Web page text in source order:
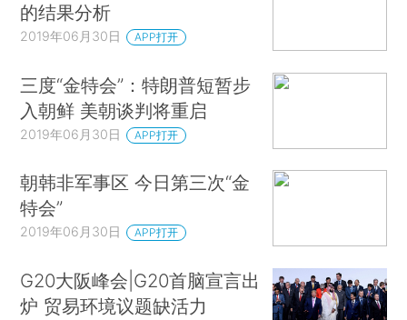
的结果分析
2019年06月30日 APP打开
三度“金特会”：特朗普短暂步
入朝鲜 美朝谈判将重启
2019年06月30日 APP打开
朝韩非军事区 今日第三次“金
特会”
2019年06月30日 APP打开
G20大阪峰会|G20首脑宣言出
炉 贸易环境议题缺活力